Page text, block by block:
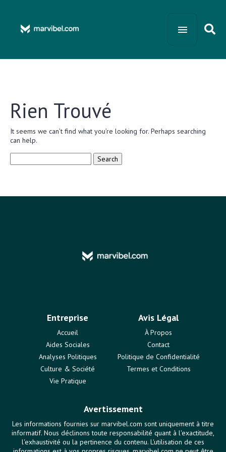
Rien Trouvé
It seems we can’t find what you’re looking for. Perhaps searching
can help.
Entreprise
Accueil
Aides Sociales
Analyses Politiques
Culture & Société
Vie Pratique
Avis Légal
À Propos
Contact
Politique de Confidentialité
Termes et Conditions
Avertissement
Les informations fournies sur marvibel.com sont uniquement à titre
informatif. Nous déclinons toute responsabilité quant à l'exactitude,
l'exhaustivité ou la pertinence du contenu. L'utilisation de ces